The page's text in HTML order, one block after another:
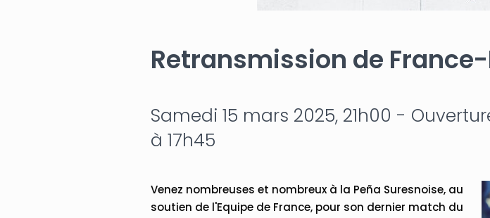
Retransmission de France-
Samedi 15 mars 2025, 21h00 -
à 17h45
Venez nombreuses et nombreux à la Peña Suresnoise, au
soutien de l'Equipe de France, pour son dernier match du